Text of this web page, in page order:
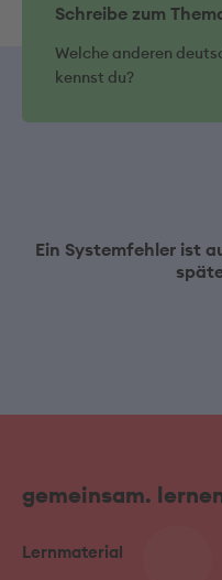
Schreibe zum
Welche anderen
kennst du?
Ein Systemfehler ist
gemeinsam.
Lernmaterial